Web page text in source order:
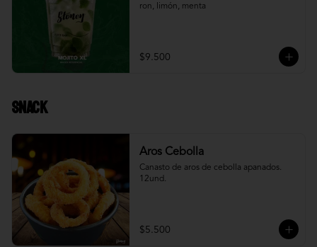
ron, limón, menta
$9.500
Snack
Aros Cebolla
Canasto de aros de cebolla apanados.
12und.
$5.500